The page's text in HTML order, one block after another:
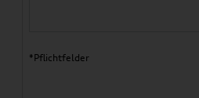
*Pflichtfelder